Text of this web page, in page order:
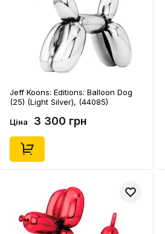
Jeff Koons: Editions: Balloon Dog
(25) (Light Silver), (44085)
Ціна 3 300 грн